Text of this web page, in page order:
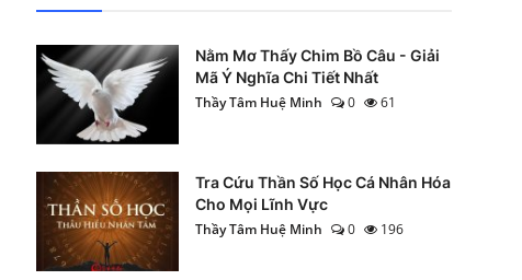
Nằm Mơ Thấy Chim Bồ Câu - Giải
Mã Ý Nghĩa Chi Tiết Nhất
Thầy Tâm Huệ Minh
0 61
Tra Cứu Thần Số Học Cá Nhân Hóa
Cho Mọi Lĩnh Vực
Thầy Tâm Huệ Minh
0 196